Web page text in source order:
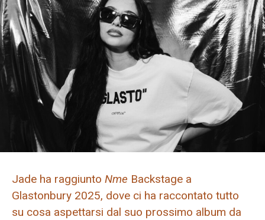
Jade ha raggiunto Nme Backstage a
Glastonbury 2025, dove ci ha raccontato tutto
su cosa aspettarsi dal suo prossimo album da